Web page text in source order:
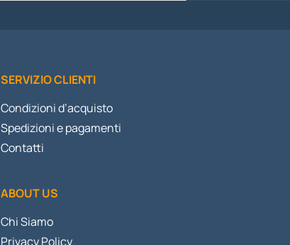
SERVIZIO CLIENTI
Condizioni d’acquisto
Spedizioni e pagamenti
Contatti
ABOUT US
Chi Siamo
Privacy Policy